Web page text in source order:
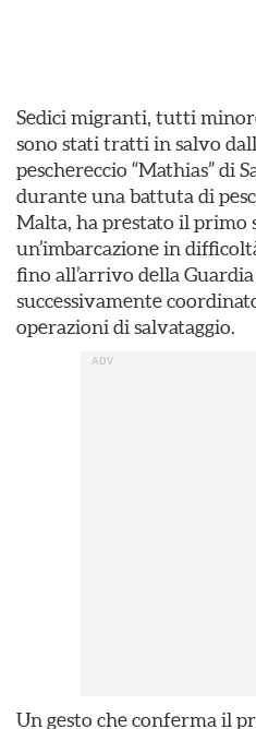
Sedici migranti, tutti
sono stati tratti in salvo
peschereccio “Mathias” di
durante una battuta di
Malta, ha prestato il primo
un’imbarcazione in
fino all’arrivo della
successivamente
operazioni di salvataggio.
Un gesto che conferma il